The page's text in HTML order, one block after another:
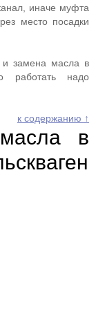
иначе муфта
место посадки
и замена масла в
работать надо
к содержанию ↑
в